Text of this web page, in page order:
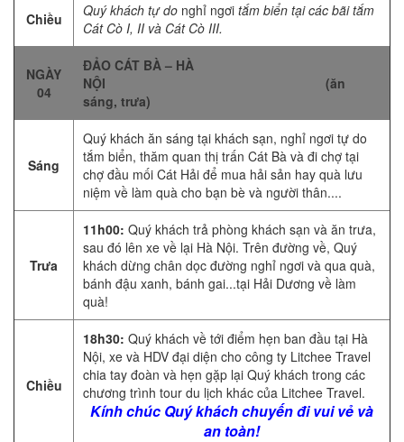
Chiều Quý khách tự do nghỉ ngơi tắm biển tại các bãi tắm
Cát Cò I, II và Cát Cò III.
NGÀY
04
ĐẢO CÁT BÀ – HÀ
NỘI (ăn
sáng, trưa)
Sáng
Quý khách ăn sáng tại khách sạn, nghỉ ngơi tự do
tắm biển, thăm quan thị trấn Cát Bà và đi chợ tại
chợ đầu mối Cát Hải để mua hải sản hay quà lưu
niệm về làm quà cho bạn bè và người thân....
Trưa
11h00: Quý khách trả phòng khách sạn và ăn trưa,
sau đó lên xe về lại Hà Nội. Trên đường về, Quý
khách dừng chân dọc đường nghỉ ngơi và qua quà,
bánh đậu xanh, bánh gai...tại Hải Dương về làm
quà!
Chiều
18h30: Quý khách về tới điểm hẹn ban đầu tại Hà
Nội, xe và HDV đại diện cho công ty Litchee Travel
chia tay đoàn và hẹn gặp lại Quý khách trong các
chương trình tour du lịch khác của Litchee Travel.
Kính chúc Quý khách chuyến đi vui vẻ và
an toàn!